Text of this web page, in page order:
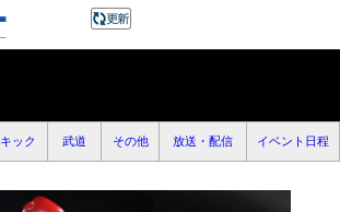
キック 武道 その他 放送・配信 イベント日程